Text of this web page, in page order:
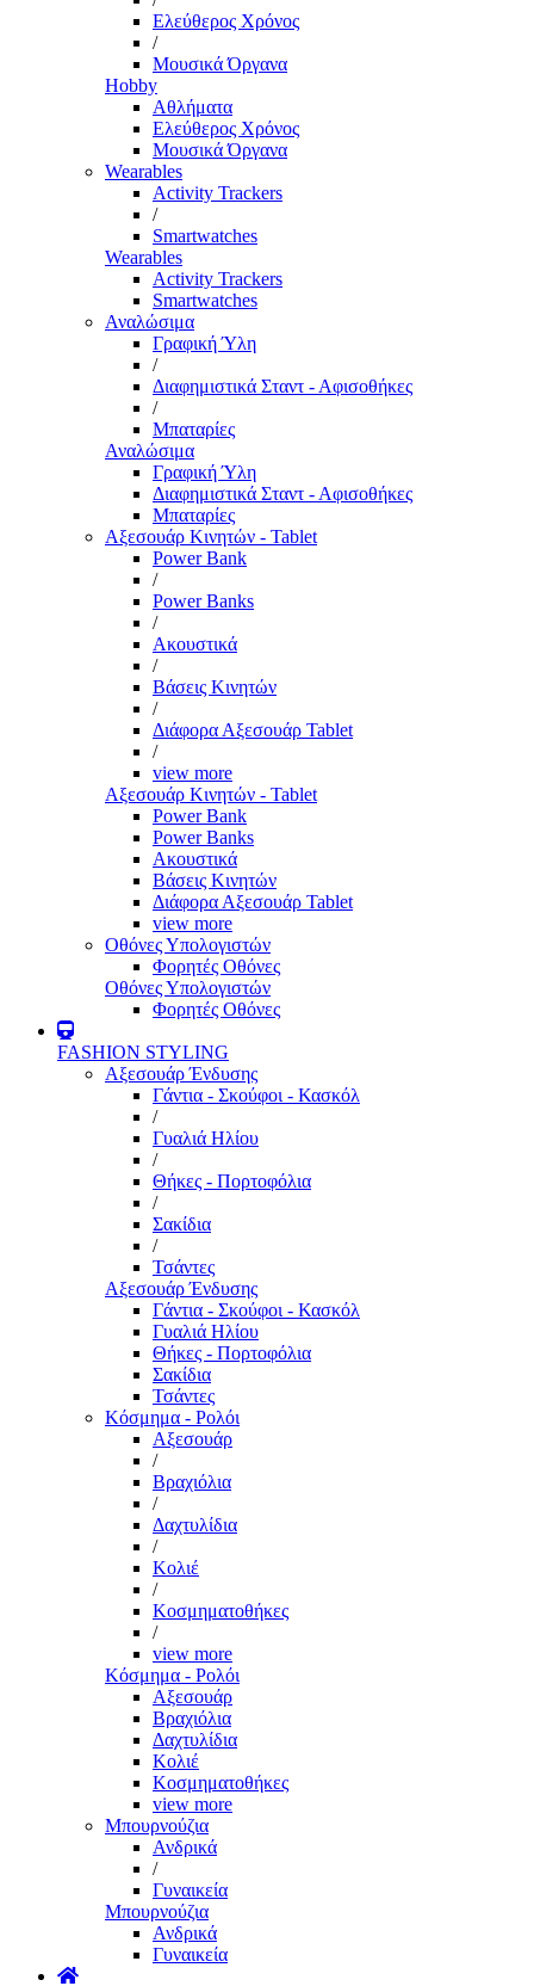
Ελεύθερος Χρόνος
/
Μουσικά Όργανα
Hobby
Αθλήματα
Ελεύθερος Χρόνος
Μουσικά Όργανα
Wearables
Activity Trackers
/
Smartwatches
Wearables
Activity Trackers
Smartwatches
Αναλώσιμα
Γραφική Ύλη
/
Διαφημιστικά Σταντ - Αφισοθήκες
/
Μπαταρίες
Αναλώσιμα
Γραφική Ύλη
Διαφημιστικά Σταντ - Αφισοθήκες
Μπαταρίες
Αξεσουάρ Κινητών - Tablet
Power Bank
/
Power Banks
/
Ακουστικά
/
Βάσεις Κινητών
/
Διάφορα Αξεσουάρ Tablet
/
view more
Αξεσουάρ Κινητών - Tablet
Power Bank
Power Banks
Ακουστικά
Βάσεις Κινητών
Διάφορα Αξεσουάρ Tablet
view more
Οθόνες Υπολογιστών
Φορητές Οθόνες
Οθόνες Υπολογιστών
Φορητές Οθόνες
FASHION STYLING
Αξεσουάρ Ένδυσης
Γάντια - Σκούφοι - Κασκόλ
/
Γυαλιά Ηλίου
/
Θήκες - Πορτοφόλια
/
Σακίδια
/
Τσάντες
Αξεσουάρ Ένδυσης
Γάντια - Σκούφοι - Κασκόλ
Γυαλιά Ηλίου
Θήκες - Πορτοφόλια
Σακίδια
Τσάντες
Κόσμημα - Ρολόι
Αξεσουάρ
/
Βραχιόλια
/
Δαχτυλίδια
/
Κολιέ
/
Κοσμηματοθήκες
/
view more
Κόσμημα - Ρολόι
Αξεσουάρ
Βραχιόλια
Δαχτυλίδια
Κολιέ
Κοσμηματοθήκες
view more
Μπουρνούζια
Ανδρικά
/
Γυναικεία
Μπουρνούζια
Ανδρικά
Γυναικεία